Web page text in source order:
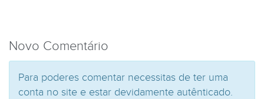
Novo Comentário
Para poderes comentar necessitas de ter uma
conta no site e estar devidamente autênticado.